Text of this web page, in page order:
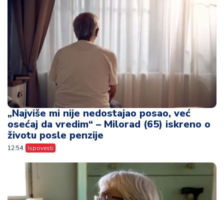
„Najviše mi nije nedostajao posao, već
osećaj da vredim“ – Milorad (65) iskreno o
životu posle penzije
12:54 Ispovesti